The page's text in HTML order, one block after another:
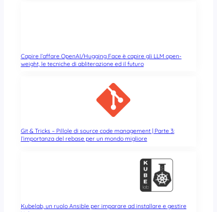
Capire l’affare OpenAI/Hugging Face è capire gli LLM open-
weight, le tecniche di abliterazione ed il futuro
Git & Tricks – Pillole di source code management | Parte 3:
l’importanza del rebase per un mondo migliore
Kubelab, un ruolo Ansible per imparare ad installare e gestire